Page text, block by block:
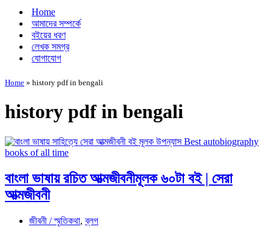
Home
আমাদের সম্পর্কে
বইয়ের ধরণ
লেখক সমগ্র
যোগাযোগ
Home » history pdf in bengali
history pdf in bengali
বাংলা ভাষায় রচিত আত্মজীবনীমূলক ৬০টা বই | সেরা
আত্মজীবনী
জীবনী / স্মৃতিকথা,ব্লগ